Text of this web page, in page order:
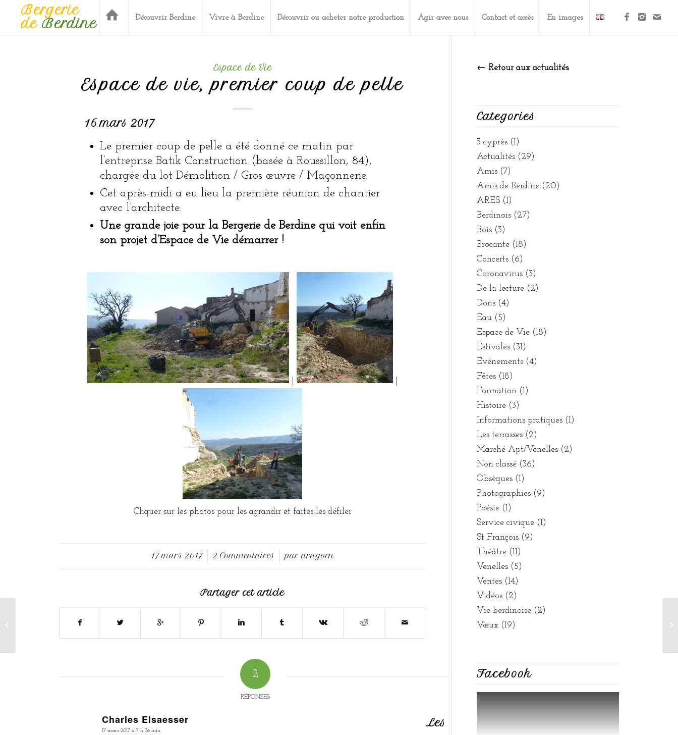
Bergerie
deBerdine Découvrir Berdine Vivre à Berdine Découvrir ou acheter notre production Agir avec nous Contact et accès En images
Espace de Vie
Espace de vie, premier coup de pelle
16 mars 2017
Le premier coup de pelle a été donné ce matin par
l’entreprise Batik Construction (basée à Roussillon, 84),
chargée du lot Démolition / Gros œuvre / Maçonnerie.
Cet après-midi a eu lieu la première réunion de chantier
avec l’architecte.
Une grande joie pour la Bergerie de Berdine qui voit enfin
son projet d’Espace de Vie démarrer !
| |
Cliquer sur les photos pour les agrandir et faites-les défiler
17 mars 2017
/ 2 Commentaires
/ pararagorn
Partager cet article
2
RÉPONSES
Charles Elsaesser
dit
17 mars 2017 à 7 h 36 min
Les
← Retour aux actualités
Categories
3 cyprès(1)
Actualités(29)
Amis(7)
Amis de Berdine(20)
ARES(1)
Berdinois(27)
Bois(3)
Brocante(18)
Concerts(6)
Coronavirus(3)
De la lecture(2)
Dons(4)
Eau(5)
Espace de Vie(18)
Estivales(31)
Evènements(4)
Fêtes(18)
Formation(1)
Histoire(3)
Informations pratiques(1)
Les terrasses(2)
Marché Apt/Venelles(2)
Non classé(36)
Obsèques(1)
Photographies(9)
Poésie(1)
Service civique(1)
St François(9)
Théâtre(11)
Venelles(5)
Ventes(14)
Vidéos(2)
Vie berdinoise(2)
Vœux(19)
Facebook